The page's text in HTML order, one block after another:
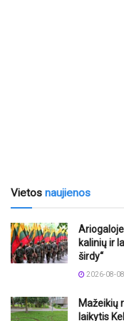
Vietos naujienos
kalinių ir
širdy“
2026-08-08
Mažeikių
laikytis